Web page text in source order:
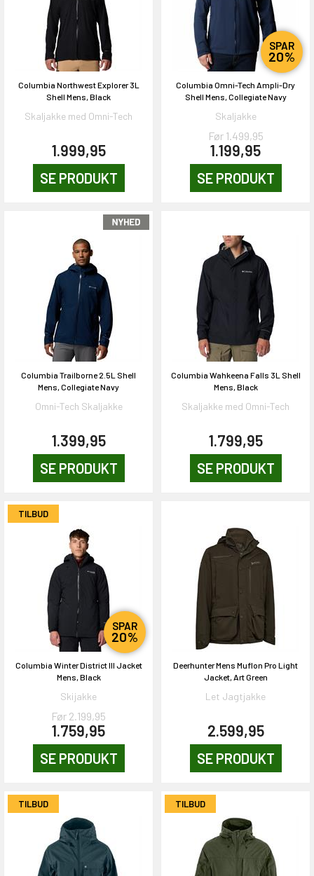
Columbia Northwest Explorer 3L
Shell Mens, Black
Skaljakke med Omni-Tech
1.999,95
SE PRODUKT
SPAR
20%
Columbia Omni-Tech Ampli-Dry
Shell Mens, Collegiate Navy
Skaljakke
Før 1.499,95
1.199,95
SE PRODUKT
Columbia Trailborne 2.5L Shell
Mens, Collegiate Navy
Omni-Tech Skaljakke
1.399,95
SE PRODUKT
Columbia Wahkeena Falls 3L Shell
Mens, Black
Skaljakke med Omni-Tech
1.799,95
SE PRODUKT
TILBUD
SPAR
20%
Columbia Winter District III Jacket
Mens, Black
Skijakke
Før 2.199,95
1.759,95
SE PRODUKT
Deerhunter Mens Muflon Pro Light
Jacket, Art Green
Let Jagtjakke
2.599,95
SE PRODUKT
TILBUD TILBUD
PÅ
om måneden